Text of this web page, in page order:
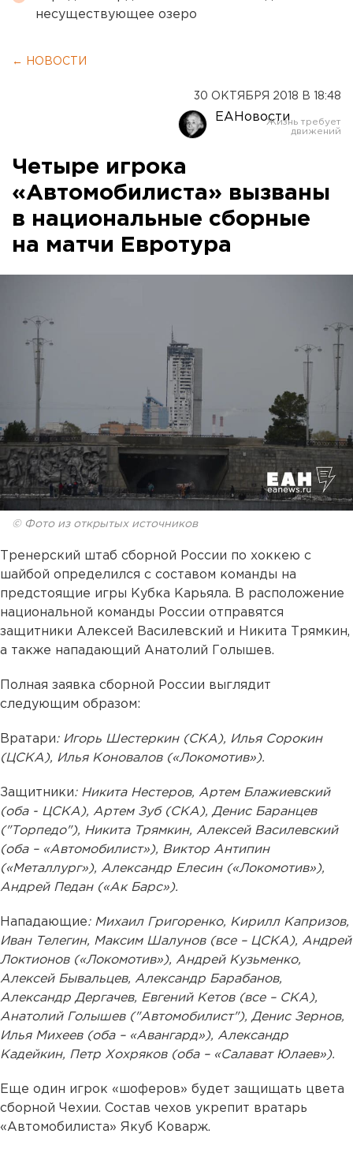
несуществующее озеро
← НОВОСТИ
30 ОКТЯБРЯ 2018 В 18:48
ЕАНовости
Четыре игрока
«Автомобилиста» вызваны
в национальные сборные
на матчи Евротура
© Фото из открытых источников
Тренерский штаб сборной России по хоккею с
шайбой определился с составом команды на
предстоящие игры Кубка Карьяла. В расположение
национальной команды России отправятся
защитники Алексей Василевский и Никита Трямкин,
а также нападающий Анатолий Голышев.
Полная заявка сборной России выглядит
следующим образом:
Вратари: Игорь Шестеркин (СКА), Илья Сорокин
(ЦСКА), Илья Коновалов («Локомотив»).
Защитники: Никита Нестеров, Артем Блажиевский
(оба - ЦСКА), Артем Зуб (СКА), Денис Баранцев
("Торпедо"), Никита Трямкин, Алексей Василевский
(оба – «Автомобилист»), Виктор Антипин
(«Металлург»), Александр Елесин («Локомотив»),
Андрей Педан («Ак Барс»).
Нападающие: Михаил Григоренко, Кирилл Капризов,
Иван Телегин, Максим Шалунов (все – ЦСКА), Андрей
Локтионов («Локомотив»), Андрей Кузьменко,
Алексей Бывальцев, Александр Барабанов,
Александр Дергачев, Евгений Кетов (все – СКА),
Анатолий Голышев ("Автомобилист"), Денис Зернов,
Илья Михеев (оба – «Авангард»), Александр
Кадейкин, Петр Хохряков (оба – «Салават Юлаев»).
Еще один игрок «шоферов» будет защищать цвета
сборной Чехии. Состав чехов укрепит вратарь
«Автомобилиста» Якуб Коварж.